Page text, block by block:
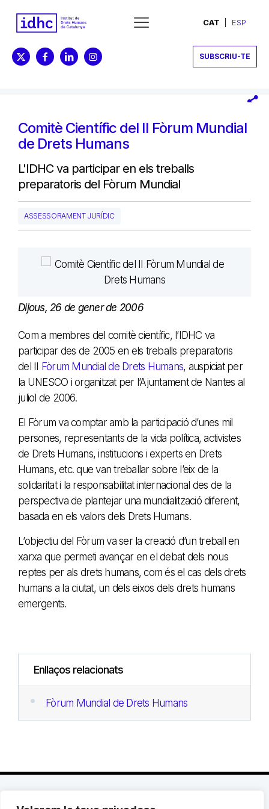
CAT ESP
SUBSCRIU-TE
Comitè Científic del II Fòrum Mundial
de Drets Humans
L'IDHC va participar en els treballs
preparatoris del Fòrum Mundial
ASSESSORAMENT JURÍDIC
Dijous, 26 de gener de 2006
Com a membres del comitè científic, l’IDHC va
participar des de 2005 en els treballs preparatoris
del II Fòrum Mundial de Drets Humans, auspiciat per
la UNESCO i organitzat per l’Ajuntament de Nantes al
juliol de 2006.
El Fòrum va comptar amb la participació d’unes mil
persones, representants de la vida política, activistes
de Drets Humans, institucions i experts en Drets
Humans, etc. que van treballar sobre l’eix de la
solidaritat i la responsabilitat internacional des de la
perspectiva de plantejar una mundialització diferent,
basada en els valors dels Drets Humans.
L’objectiu del Fòrum va ser la creació d’un treball en
xarxa que permeti avançar en el debat dels nous
reptes per als drets humans, com és el cas dels drets
humans a la ciutat, un dels eixos dels drets humans
emergents.
Enllaços relacionats
Fòrum Mundial de Drets Humans